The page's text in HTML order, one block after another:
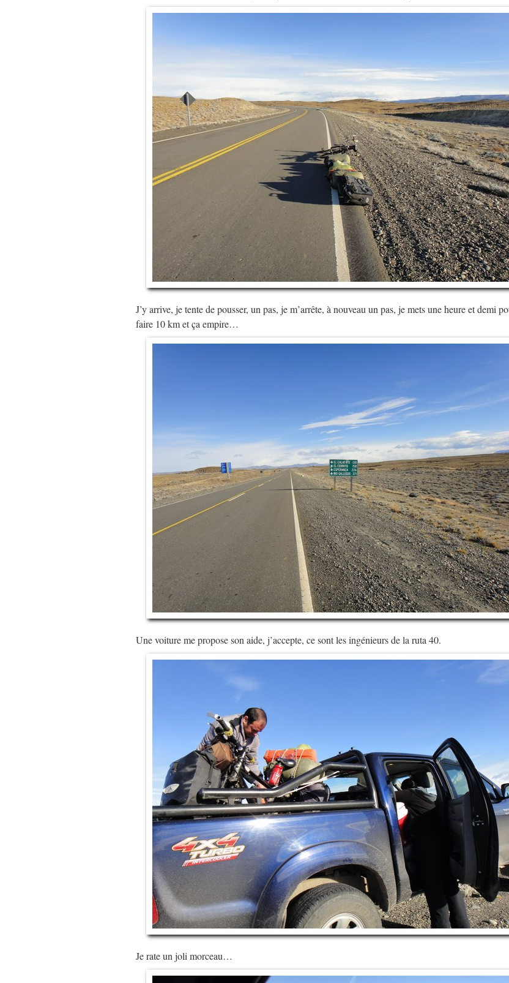
J’y arrive, je tente de pousser, un pas, je m’arrête, à nouveau un pas, je mets une heure et demi
faire 10 km et ça empire…
Une voiture me propose son aide, j’accepte, ce sont les ingénieurs de la ruta 40.
Je rate un joli morceau…